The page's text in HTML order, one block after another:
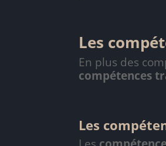
Les
En plus des
compétences
Les